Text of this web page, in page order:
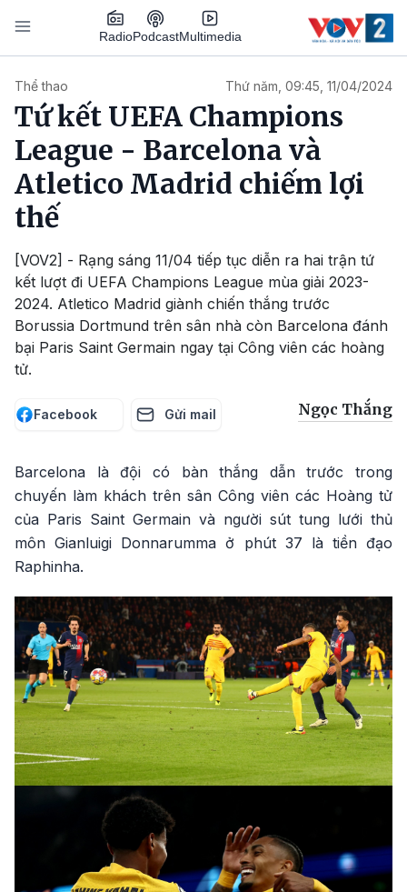
Nhảy đến nội dung
RadioPodcastMultimedia
Thể thao Thứ năm, 09:45, 11/04/2024
Tứ kết UEFA Champions
League - Barcelona và
Atletico Madrid chiếm lợi
thế
[VOV2] - Rạng sáng 11/04 tiếp tục diễn ra hai trận tứ
kết lượt đi UEFA Champions League mùa giải 2023-
2024. Atletico Madrid giành chiến thắng trước
Borussia Dortmund trên sân nhà còn Barcelona đánh
bại Paris Saint Germain ngay tại Công viên các hoàng
tử.
Facebook Gửi mail Ngọc Thắng
Barcelona là đội có bàn thắng dẫn trước trong
chuyến làm khách trên sân Công viên các Hoàng tử
của Paris Saint Germain và người sút tung lưới thủ
môn Gianluigi Donnarumma ở phút 37 là tiền đạo
Raphinha.